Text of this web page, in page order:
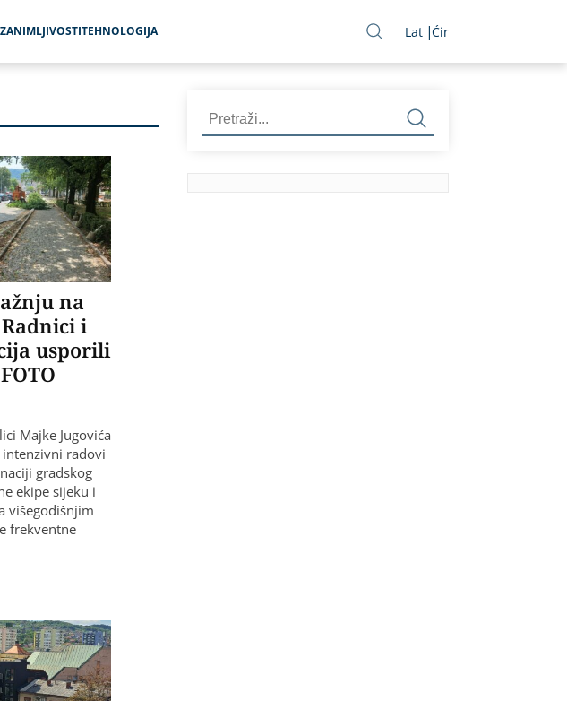
ZANIMLJIVOSTITEHNOLOGIJA Lat Ćir
na
i
usporili
Majke Jugovića
radovi
gradskog
ekipe sijeku i
višegodišnjim
frekventne